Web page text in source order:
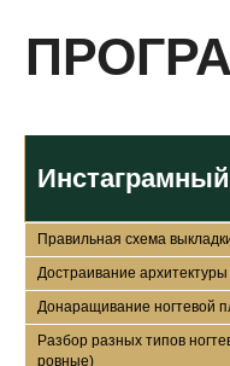
Правильная схема
Достраивание
Донаращивание ногтевой
Разбор разных типов
ровные)
По
выдается
ПОЧЕМУ
ВЫБРАТЬ